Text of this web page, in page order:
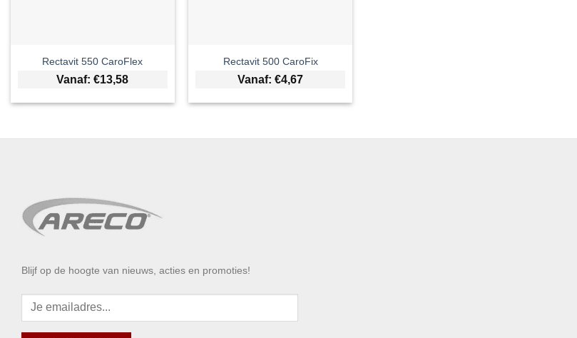
Rectavit 550 CaroFlex
Vanaf:€13,58
Rectavit 500 CaroFix
Vanaf:€4,67
Blijf op de hoogte van nieuws, acties en promoties!